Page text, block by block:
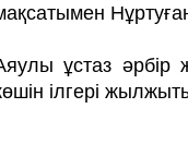
ұстаз әрбір
ілгері